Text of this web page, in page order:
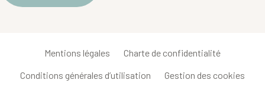
Mentions légales Charte de confidentialité
Conditions générales d’utilisation Gestion des cookies